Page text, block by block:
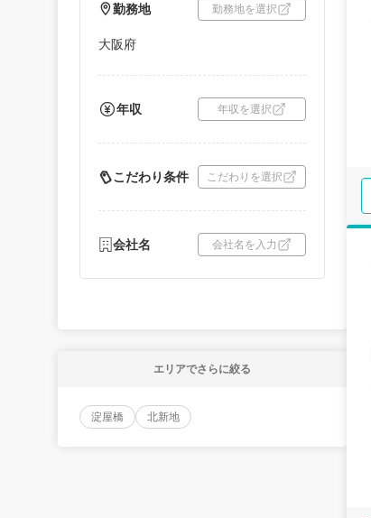
勤務地 勤務地を選択
大阪府
年収 年収を選択
こだわり条件 こだわりを選択
会社名 会社名を入力
エリアでさらに絞る
淀屋橋 北新地